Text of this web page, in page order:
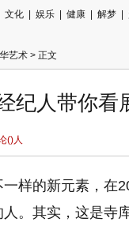
文化 娱乐 健康 解梦
艺术 > 正文
纪人带你看
()人
样的新元素，在
。其实，这是寺